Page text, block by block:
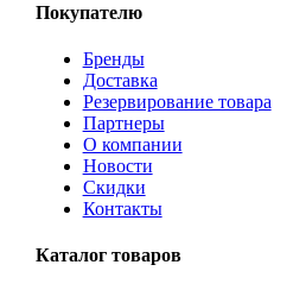
Покупателю
Бренды
Доставка
Резервирование товара
Партнеры
О компании
Новости
Скидки
Контакты
Каталог товаров